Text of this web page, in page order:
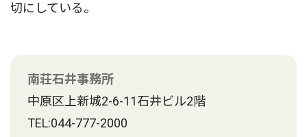
切にしている。
南荘石井事務所
中原区上新城2-6-11石井ビル2階
TEL:044-777-2000